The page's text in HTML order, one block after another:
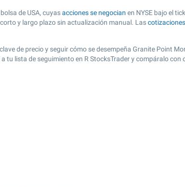
de USA, cuyasacciones se negocian en NYSE bajo el
y largo plazo sin actualización manual. Las
de precio y seguir cómo se desempeña Granite Point
tu lista de seguimiento en R StocksTrader y compáralo